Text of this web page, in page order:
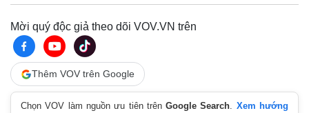
Hồ sơ
E-Magazine
Infographic
Mời quý độc giả theo dõi VOV.VN trên
Thêm VOV trên Google
Chọn VOV làm nguồn ưu tiên trênGoogle Search. Xem hướng